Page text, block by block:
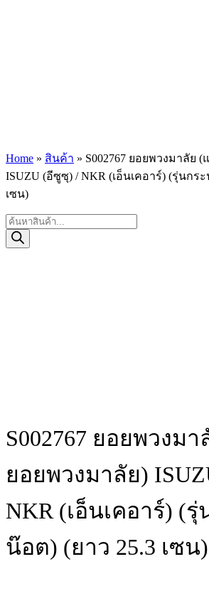
Home » สินค้า » S002767 ยอยพวงมาลัย
ISUZU (อีซูซุ) / NKR (เอ็นเคอาร์) (รุ่นกร
เซน)
Products
search
S002767 ยอยพวงม
ยอยพวงมาลัย)
NKR (เอ็นเคอาร์) (
น๊อต) (ยาว 25.3 เซน)